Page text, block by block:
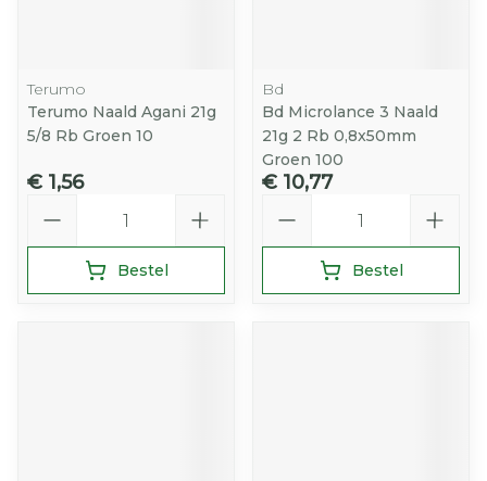
Terumo
Terumo Naald Agani 21g
5/8 Rb Groen 10
€ 1,56
Bestel
Bd
Bd Microlance 3 Naald
21g 2 Rb 0,8x50mm
Groen 100
€ 10,77
Bestel